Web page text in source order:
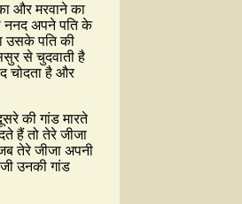
और मरवाने का
ननद अपने पति के
उसके पति की
से चुदवाती है
चोदता है और
की गांड मारते
हैं तो तेरे जीजा
तेरे जीजा अपनी
उनकी गांड